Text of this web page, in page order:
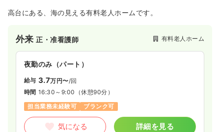
高台にある、海の見える有料老人ホームです。
外来正・准看護師 有料老人ホーム
夜勤のみ（パート）
給与 3.7万円〜/回
時間 16:30～9:00 （休憩90分）
担当業務未経験可
ブランク可
気になる 詳細を見る